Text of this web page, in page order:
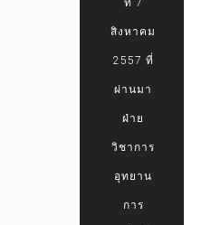
ที่ 7
สิงหาคม
2557 ที่
ผ่านมา
ฝ่าย
วิชาการ
อุทยาน
การ